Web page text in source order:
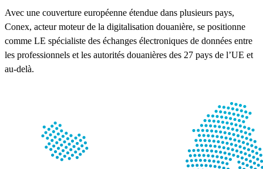
Avec une couverture européenne étendue dans plusieurs pays,
Conex, acteur moteur de la digitalisation douanière, se positionne
comme LE spécialiste des échanges électroniques de données entre
les professionnels et les autorités douanières des 27 pays de l’UE et
au-delà.